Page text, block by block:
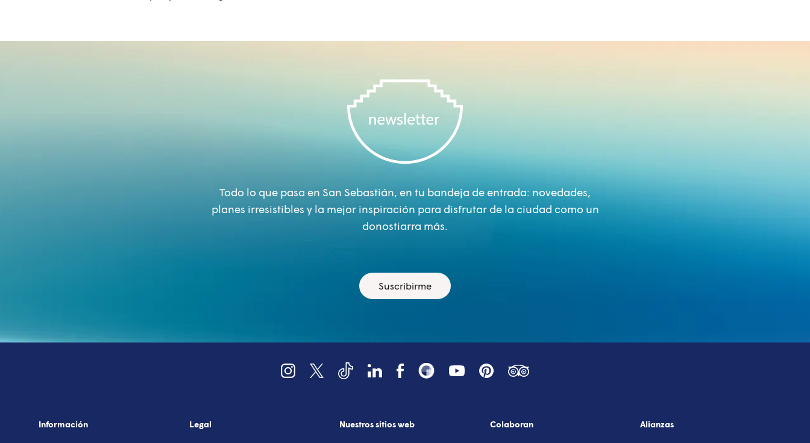
Todo lo que pasa en San Sebastián, en tu bandeja de entrada: novedades,
planes irresistibles y la mejor inspiración para disfrutar de la ciudad como un
donostiarra más.
Suscribirme
Información Legal Nuestros sitios web Colaboran Alianzas